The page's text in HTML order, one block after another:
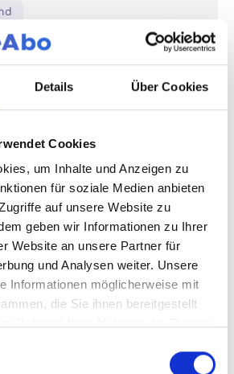
Details Über Cookies
Cookies
um Inhalte und Anzeigen zu
für soziale Medien anbieten
auf unsere Website zu
geben wir Informationen zu Ihrer
Website an unsere Partner für
und Analysen weiter. Unsere
Informationen möglicherweise mit
die Sie ihnen bereitgestellt
DIE ZEIT LEO das ideale
das Bildung und Spaß
im Jahr erhalten Ihre
aktuelle Themen
DIE ZEIT LEO fördert
und Kreativität,
auch spielerisch den
Dank der Expertise von DIE
das Magazin höchste
Qualität und pädagogischen
sich jetzt ein Abonnement
wie Ihr Kind die Welt voller
entdeckt.